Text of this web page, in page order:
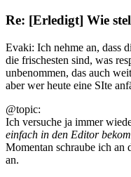
Re: [Erledigt] Wie
Evaki: Ich nehme an, dass
die frischesten sind, was
unbenommen, das auch
aber wer heute eine SIte
@topic:
Ich versuche ja immer
einfach in den Editor
Momentan schraube ich an
an.